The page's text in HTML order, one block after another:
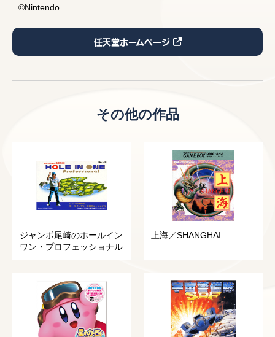
©Nintendo
任天堂ホームページ
その他の作品
ジャンボ尾崎のホールイン
ワン・プロフェッショナル
上海／SHANGHAI